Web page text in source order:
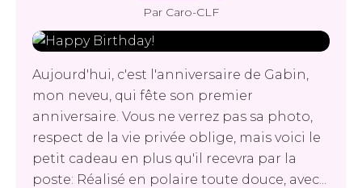
Par Caro-CLF
Aujourd'hui, c'est l'anniversaire de Gabin,
mon neveu, qui fête son premier
anniversaire. Vous ne verrez pas sa photo,
respect de la vie privée oblige, mais voici le
petit cadeau en plus qu'il recevra par la
poste: Réalisé en polaire toute douce, avec...